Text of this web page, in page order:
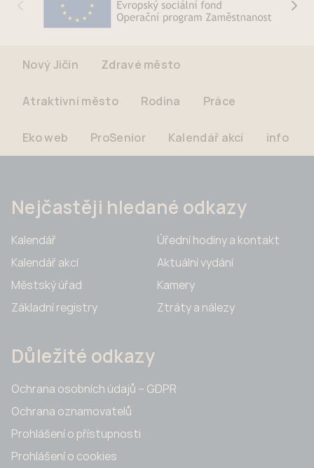
Nový Jičín Zdravé město
Atraktivní město Rodina Práce
Eko web ProSenior Kalendář akcí info
Nejčastěji hledané odkazy
Kalendář
Kalendář akcí
Městský úřad
Základní registry
Úřední hodiny a kontakt
Aktuální vydání
Kamery
Ztráty a nálezy
Důležité odkazy
Ochrana osobních údajů – GDPR
Ochrana oznamovatelů
Prohlášení o přístupnosti
Prohlášení o cookies